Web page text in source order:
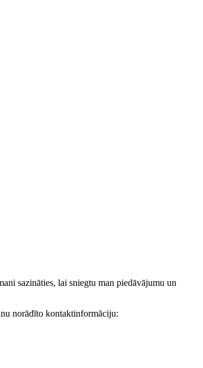
sazināties, lai sniegtu man piedāvājumu un
norādīto kontaktinformāciju: